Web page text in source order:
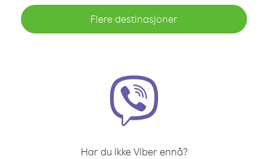
Flere destinasjoner
Har du ikke Viber ennå?